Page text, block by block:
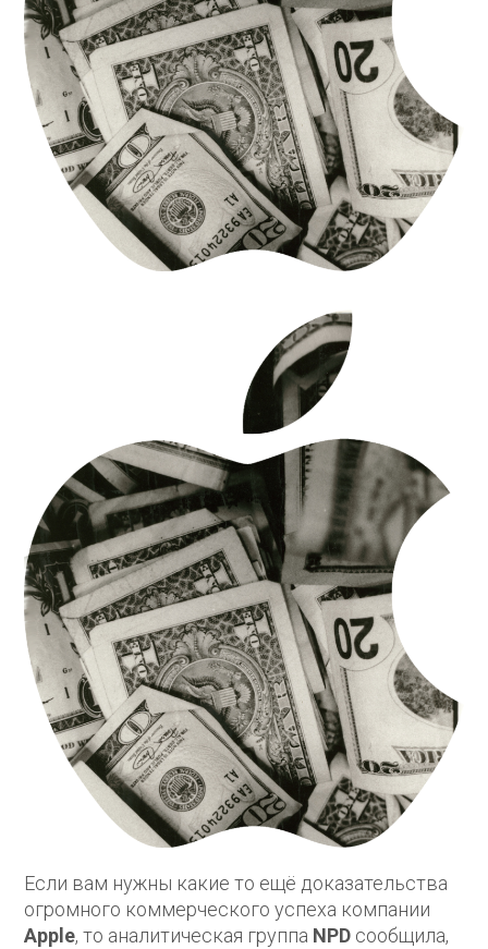
Если вам нужны какие то ещё доказательства
огромного коммерческого успеха компании
Apple, то аналитическая группа NPD сообщила,